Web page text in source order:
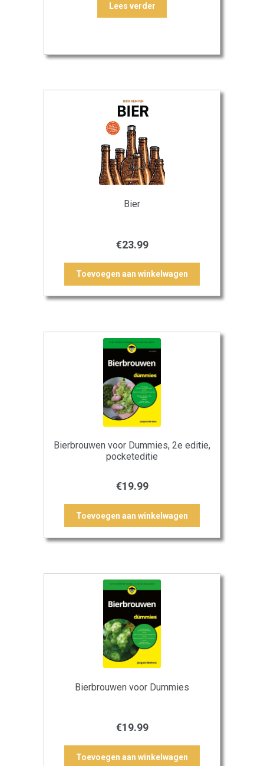
Lees verder
Bier
€23.99
Toevoegen aan winkelwagen
Bierbrouwen voor Dummies, 2e editie,
pocketeditie
€19.99
Toevoegen aan winkelwagen
Bierbrouwen voor Dummies
€19.99
Toevoegen aan winkelwagen